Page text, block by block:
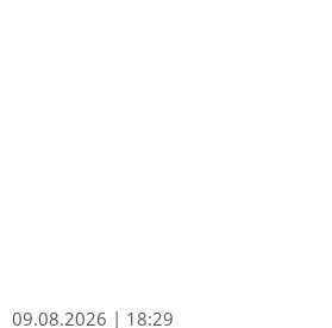
09.08.2026 | 18:29